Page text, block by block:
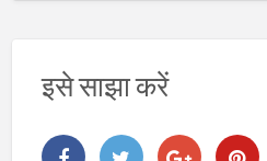
इसे साझा करें